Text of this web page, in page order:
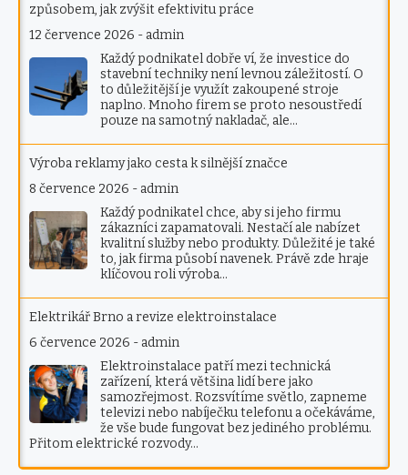
způsobem, jak zvýšit efektivitu práce
12 července 2026 - admin
Každý podnikatel dobře ví, že investice do
stavební techniky není levnou záležitostí. O
to důležitější je využít zakoupené stroje
naplno. Mnoho firem se proto nesoustředí
pouze na samotný nakladač, ale…
Výroba reklamy jako cesta k silnější značce
8 července 2026 - admin
Každý podnikatel chce, aby si jeho firmu
zákazníci zapamatovali. Nestačí ale nabízet
kvalitní služby nebo produkty. Důležité je také
to, jak firma působí navenek. Právě zde hraje
klíčovou roli výroba…
Elektrikář Brno a revize elektroinstalace
6 července 2026 - admin
Elektroinstalace patří mezi technická
zařízení, která většina lidí bere jako
samozřejmost. Rozsvítíme světlo, zapneme
televizi nebo nabíječku telefonu a očekáváme,
že vše bude fungovat bez jediného problému.
Přitom elektrické rozvody…